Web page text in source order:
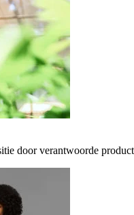
door verantwoorde